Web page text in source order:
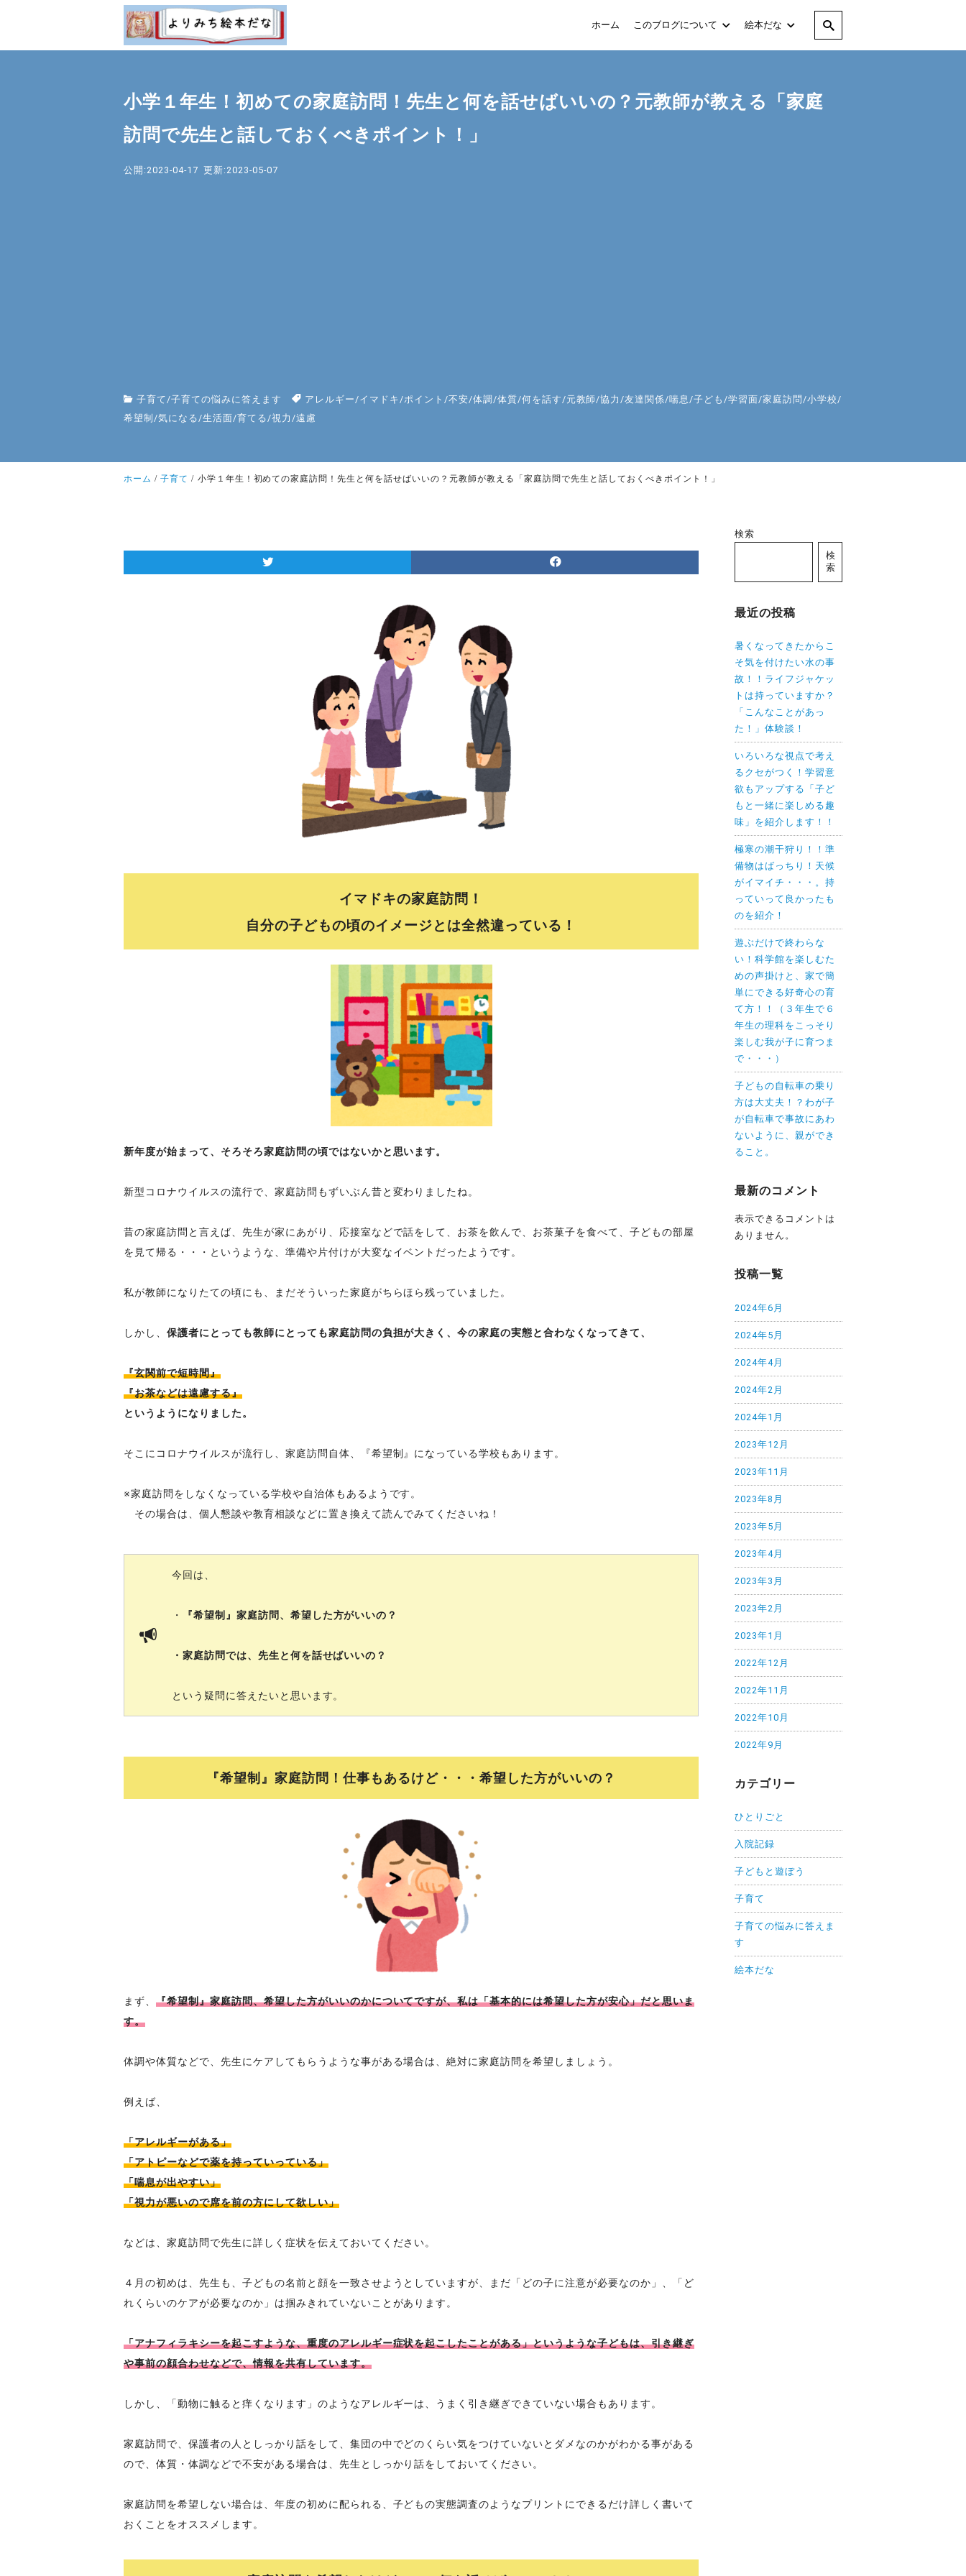
ホーム このブログについて 絵本だな
小学１年生！初めての家庭訪問！先生と何を話せばいいの？元教師が教える「家庭
訪問で先生と話しておくべきポイント！」
公開:2023-04-17 更新:2023-05-07
子育て/子育ての悩みに答えます アレルギー/イマドキ/ポイント /不安/体調 /体質/何を話す/元教師/協力/友達関係/喘息/子ども/学習面/家庭訪問/小学校/
希望制 /気になる/生活面/育てる/視力 /遠慮
ホーム 子育て 小学１年生！初めての家庭訪問！先生と何を話せばいいの？元教師が教える「家庭訪問で先生と話しておくべきポイント！」
イマドキの家庭訪問！
自分の子どもの頃のイメージとは全然違っている！
新年度が始まって、そろそろ家庭訪問の頃ではないかと思います。
新型コロナウイルスの流行で、家庭訪問もずいぶん昔と変わりましたね。
昔の家庭訪問と言えば、先生が家にあがり、応接室などで話をして、お茶を飲んで、お茶菓子を食べて、子どもの部屋
を見て帰る・・・というような、準備や片付けが大変なイベントだったようです。
私が教師になりたての頃にも、まだそういった家庭がちらほら残っていました。
しかし、 保護者にとっても教師にとっても家庭訪問の負担が大きく、今の家庭の実態と合わなくなってきて、
『玄関前で短時間』
『お茶などは遠慮する』
というようになりました。
そこにコロナウイルスが流行し、家庭訪問自体、『希望制』になっている学校もあります。
※家庭訪問をしなくなっている学校や自治体もあるようです。
その場合は、個人懇談や教育相談などに置き換えて読んでみてくださいね！
今回は、
・ 『希望制』家庭訪問、希望した方がいいの？
・家庭訪問では、先生と何を話せばいいの？
という疑問に答えたいと思います。
『希望制』家庭訪問！仕事もあるけど・・・希望した方がいいの？
まず、 『希望制』家庭訪問、希望した方がいいのかについてですが、私は「基本的には希望した方が安心」だと思いま
す。
体調や体質などで、先生にケアしてもらうような事がある場合は、絶対に家庭訪問を希望しましょう。
例えば、
「アレルギーがある」
「アトピーなどで薬を持っていっている」
「喘息が出やすい」
「視力が悪いので席を前の方にして欲しい」
などは、家庭訪問で先生に詳しく症状を伝えておいてください。
４月の初めは、先生も、子どもの名前と顔を一致させようとしていますが、まだ「どの子に注意が必要なのか」、「ど
れくらいのケアが必要なのか」は掴みきれていないことがあります。
「アナフィラキシーを起こすような、重度のアレルギー症状を起こしたことがある」というような子どもは、引き継ぎ
や事前の顔合わせなどで、情報を共有しています。
しかし、「動物に触ると痒くなります」のようなアレルギーは、うまく引き継ぎできていない場合もあります。
家庭訪問で、保護者の人としっかり話をして、集団の中でどのくらい気をつけていないとダメなのかがわかる事がある
ので、体質・体調などで不安がある場合は、先生としっかり話をしておいてください。
家庭訪問を希望しない場合は、年度の初めに配られる、子どもの実態調査のようなプリントにできるだけ詳しく書いて
おくことをオススメします。
検索
検
索
最近の投稿
暑くなってきたからこ
そ気を付けたい水の事
故！！ライフジャケッ
トは持っていますか？
「こんなことがあっ
た！」体験談！
いろいろな視点で考え
るクセがつく！学習意
欲もアップする「子ど
もと一緒に楽しめる趣
味」を紹介します！！
極寒の潮干狩り！！準
備物はばっちり！天候
がイマイチ・・・。持
っていって良かったも
のを紹介！
遊ぶだけで終わらな
い！科学館を楽しむた
めの声掛けと、家で簡
単にできる好奇心の育
て方！！（３年生で６
年生の理科をこっそり
楽しむ我が子に育つま
で・・・）
子どもの自転車の乗り
方は大丈夫！？わが子
が自転車で事故にあわ
ないように、親ができ
ること。
最新のコメント
表示できるコメントは
ありません。
投稿一覧
2024年6月
2024年5月
2024年4月
2024年2月
2024年1月
2023年12月
2023年11月
2023年8月
2023年5月
2023年4月
2023年3月
2023年2月
2023年1月
2022年12月
2022年11月
2022年10月
2022年9月
カテゴリー
ひとりごと
入院記録
子どもと遊ぼう
子育て
子育ての悩みに答えま
す
絵本だな